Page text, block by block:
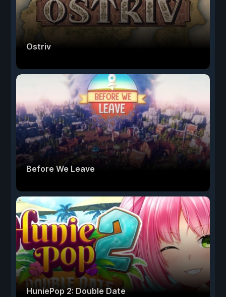
Ostriv
Before We Leave
HuniePop 2: Double Date